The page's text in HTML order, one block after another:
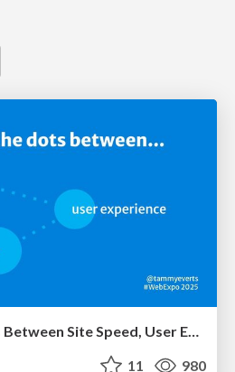
11 980